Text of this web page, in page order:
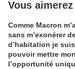
Vous
Comme Macron
sans m’exonérer
d’habitation je
pouvoir mettre
l’opportunité